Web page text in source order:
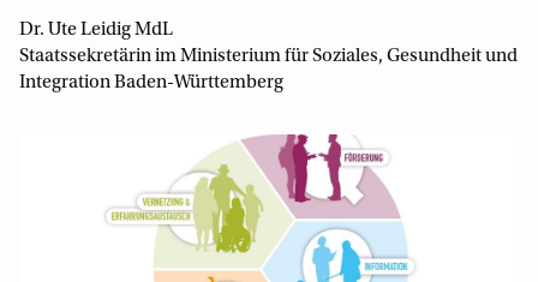
Dr. Ute Leidig MdL
Staatssekretärin im Ministerium für Soziales, Gesundheit und
Integration Baden-Württemberg